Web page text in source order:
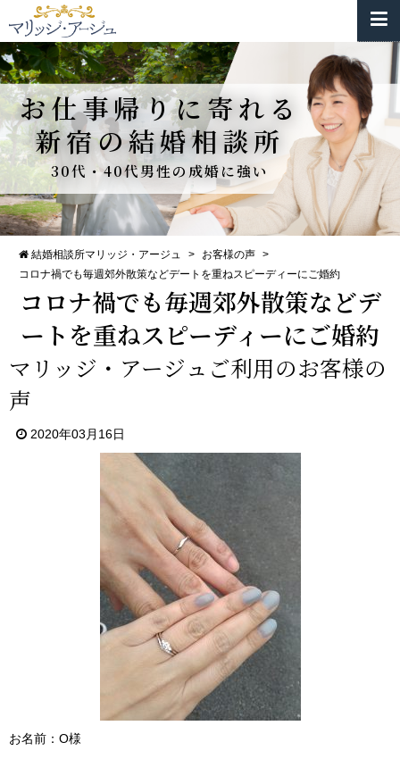
お仕事帰りに寄れる
新宿の結婚相談所
30代・40代男性の成婚に強い
結婚相談所マリッジ・アージュ > お客様の声
>
コロナ禍でも毎週郊外散策などデートを重ねスピーディーにご婚約
コロナ禍でも毎週郊外散策などデ
ートを重ねスピーディーにご婚約
マリッジ・アージュご利用のお客様の
声
2020年03月16日
お名前：O様